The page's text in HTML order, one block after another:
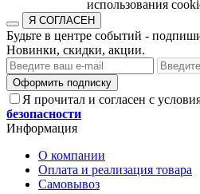
использования
Я СОГЛАСЕН
Будьте в центре событий -
Новинки, скидки, акции.
Оформить подписку
Я прочитал и согласен с
безопасности
Информация
О компании
Оплата и реализация товара
Самовывоз